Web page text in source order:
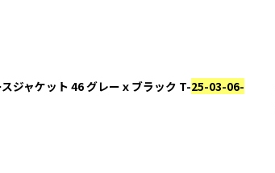
ジャケット 46 グレーｘブラック T-25-03-06-